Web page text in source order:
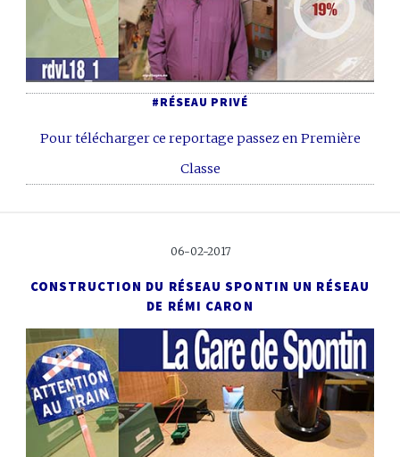
#RÉSEAU PRIVÉ
Pour télécharger ce reportage passez en Première
Classe
06-02-2017
CONSTRUCTION DU RÉSEAU SPONTIN UN RÉSEAU
DE RÉMI CARON